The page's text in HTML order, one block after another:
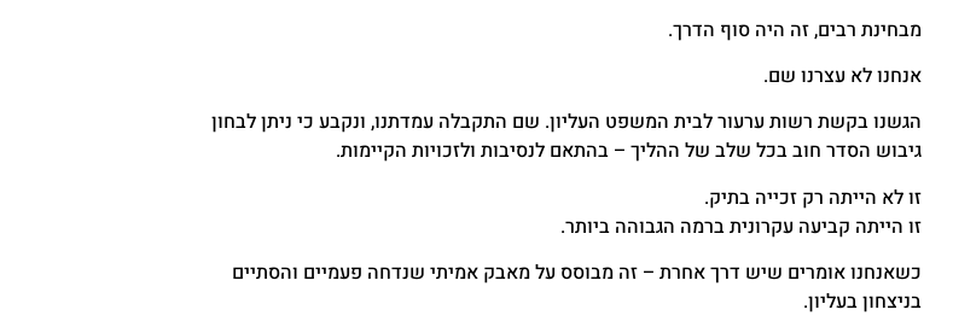
מבחינת רבים, זה היה סוף הדרך.
אנחנו לא עצרנו שם.
הגשנו בקשת רשות ערעור לבית המשפט העליון. שם התקבלה עמדתנו, ונקבע כי ניתן לבחון
גיבוש הסדר חוב בכל שלב של ההליך – בהתאם לנסיבות ולזכויות הקיימות.
זו לא הייתה רק זכייה בתיק.
זו הייתה קביעה עקרונית ברמה הגבוהה ביותר.
כשאנחנו אומרים שיש דרך אחרת – זה מבוסס על מאבק אמיתי שנדחה פעמיים והסתיים
בניצחון בעליון.